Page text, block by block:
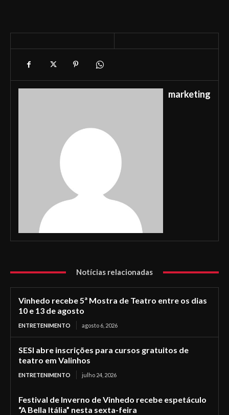
marketing
Notícias relacionadas
Vinhedo recebe 5ª Mostra de Teatro entre os dias
10 e 13 de agosto
ENTRETENIMENTO agosto 6, 2026
SESI abre inscrições para cursos gratuitos de
teatro em Valinhos
ENTRETENIMENTO julho 24, 2026
Festival de Inverno de Vinhedo recebe espetáculo
“A Bella Itália” nesta sexta-feira